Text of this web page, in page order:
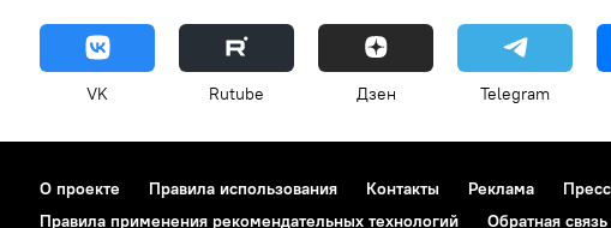
VK Rutube Дзен Telegram
О проекте Правила использования Контакты Реклама
Правила применения рекомендательных технологий
Обратная связь